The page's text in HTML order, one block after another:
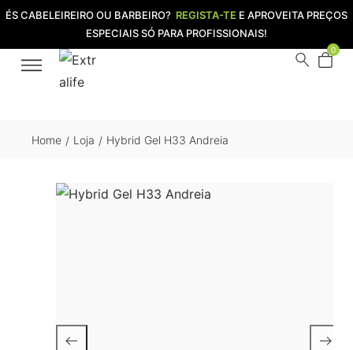
ÉS CABELEIREIRO OU BARBEIRO? REGISTA-TE E APROVEITA PREÇOS
ESPECIAIS SÓ PARA PROFISSIONAIS!
0
Home / Loja / Hybrid Gel H33 Andreia